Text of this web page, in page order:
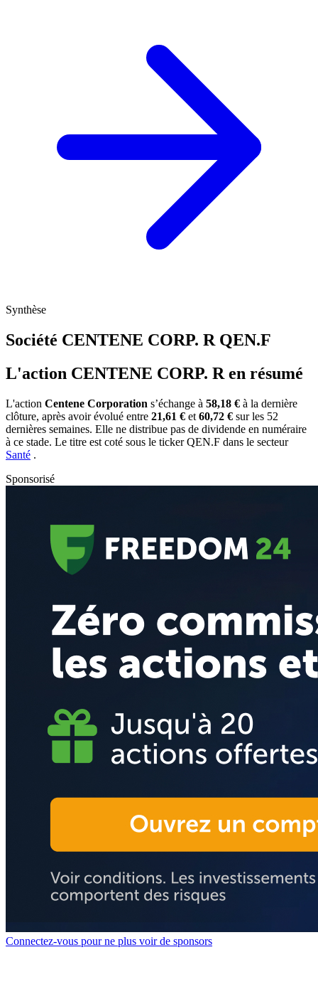
Synthèse
Société CENTENE CORP. R QEN.F
L'action CENTENE CORP. R en résumé
L'action Centene Corporation s’échange à 58,18 € à la dernière
clôture, après avoir évolué entre 21,61 € et 60,72 € sur les 52
dernières semaines. Elle ne distribue pas de dividende en numéraire
à ce stade. Le titre est coté sous le tickerQEN.F dans le secteur
Santé .
Sponsorisé
Connectez-vous pour ne plus voir de sponsors